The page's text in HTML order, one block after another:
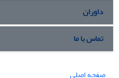
داوران
تماس با ما
صفحه اصلی